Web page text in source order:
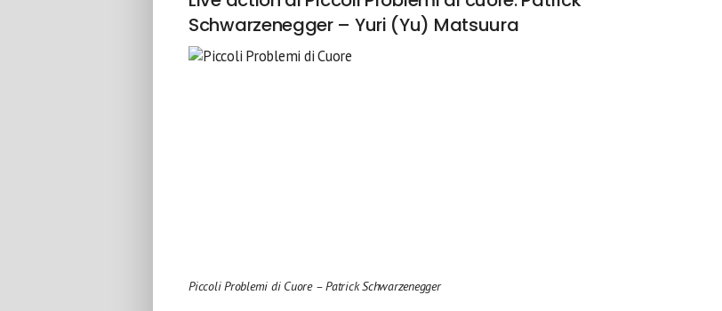
Schwarzenegger – Yuri (Yu) Matsuura
Piccoli Problemi di Cuore – Patrick Schwarzenegger